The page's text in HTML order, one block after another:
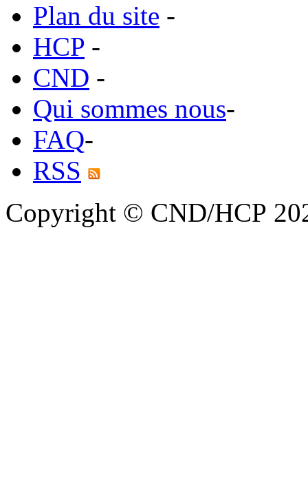
Plan du site -
HCP -
CND -
Qui sommes nous-
FAQ-
RSS
Copyright © CND/HCP